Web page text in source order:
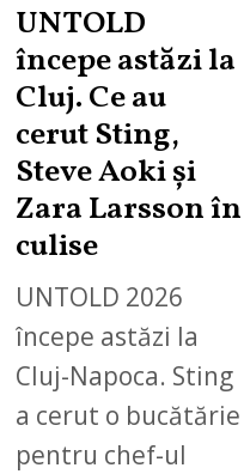
UNTOLD
începe astăzi la
Cluj. Ce au
cerut Sting,
Steve Aoki și
Zara Larsson în
culise
UNTOLD 2026
începe astăzi la
Cluj-Napoca. Sting
a cerut o bucătărie
pentru chef-ul